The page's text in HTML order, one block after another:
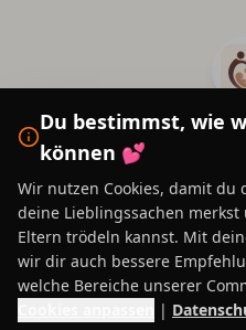
Mit
Du bestimmst, wie
können 💕
Wir nutzen Cookies, damit du
deine Lieblingssachen
Eltern trödeln kannst. Mit
wir dir auch bessere
welche Bereiche unserer
|